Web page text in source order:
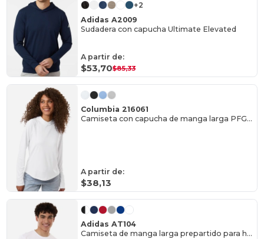
+2
Adidas A2009
Sudadera con capucha Ultimate Elevated
A partir de:
$53,70$85,33
Columbia 216061
Camiseta con capucha de manga larga PFG Tidal™ para mujer
A partir de:
$38,13
Adidas AT104
Camiseta de manga larga prepartido para hombre